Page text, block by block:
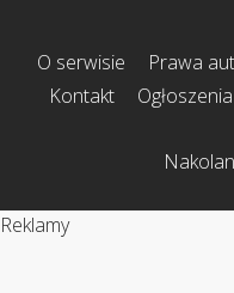
O serwisie Prawa
Kontakt
Ogłoszenia
Reklamy